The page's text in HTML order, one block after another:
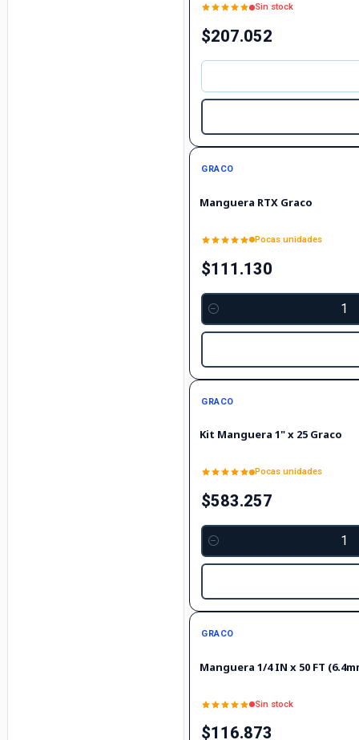
Sin stock
$207.052
GRACO
Manguera RTX Graco
Pocas unidades
$111.130
Cantidad
GRACO
Kit Manguera 1" x 25 Graco
Pocas unidades
$583.257
Cantidad
Agotado
GRACO
Manguera 1/4 IN x 50 FT
Sin stock
$116.873